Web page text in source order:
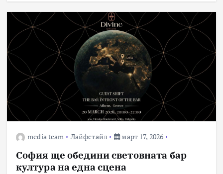
media team Лайфстайл март 17, 2026
София ще обедини световната бар
култура на една сцена